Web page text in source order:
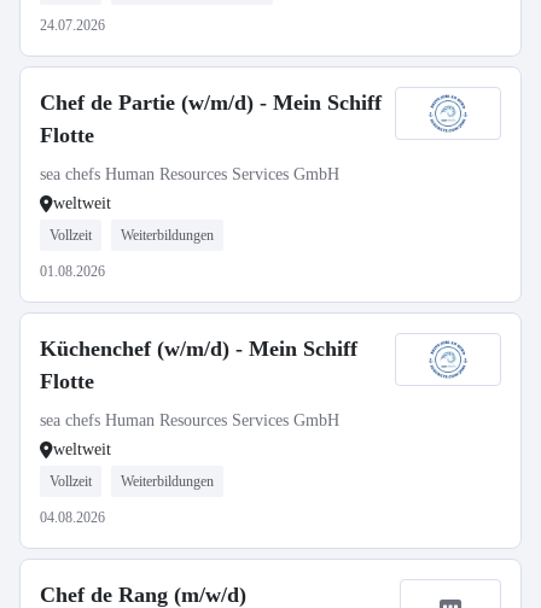
24.07.2026
Chef de Partie (w/m/d) - Mein Schiff
Flotte
sea chefs Human Resources Services GmbH
weltweit
Vollzeit Weiterbildungen
01.08.2026
Küchenchef (w/m/d) - Mein Schiff
Flotte
sea chefs Human Resources Services GmbH
weltweit
Vollzeit Weiterbildungen
04.08.2026
Chef de Rang (m/w/d)